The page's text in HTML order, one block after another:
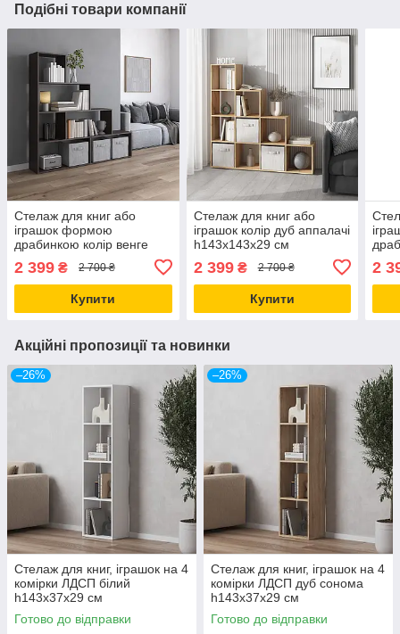
Подібні товари компанії
Стелаж для книг або
іграшок формою
драбинкою колір венге
2 399 ₴ 2 700 ₴
Купити
Стелаж для книг або
іграшок колір дуб аппалачі
h143х143х29 см
2 399₴ 2 700 ₴
Купити
2
Акційні пропозиції та новинки
–26%
Стелаж для книг, іграшок на 4
комірки ЛДСП білий
h143х37х29 см
Готово до відправки
–26%
Стелаж для книг, іграшок на 4
комірки ЛДСП дуб сонома
h143х37х29 см
Готово до відправки